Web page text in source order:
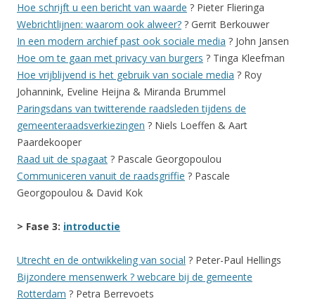
Hoe schrijft u een bericht van waarde ? Pieter Flieringa
Webrichtlijnen: waarom ook alweer? ? Gerrit Berkouwer
In een modern archief past ook sociale media ? John Jansen
Hoe om te gaan met privacy van burgers ? Tinga Kleefman
Hoe vrijblijvend is het gebruik van sociale media ? Roy
Johannink, Eveline Heijna & Miranda Brummel
Paringsdans van twitterende raadsleden tijdens de
gemeenteraadsverkiezingen ? Niels Loeffen & Aart
Paardekooper
Raad uit de spagaat ? Pascale Georgopoulou
Communiceren vanuit de raadsgriffie ? Pascale
Georgopoulou & David Kok
> Fase 3: introductie
Utrecht en de ontwikkeling van social ? Peter-Paul Hellings
Bijzondere mensenwerk ? webcare bij de gemeente
Rotterdam ? Petra Berrevoets